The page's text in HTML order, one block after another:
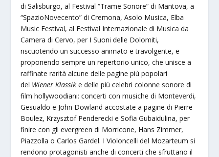
di Salisburgo, al Festival “Trame Sonore” di Mantova, a
“SpazioNovecento” di Cremona, Asolo Musica, Elba
Music Festival, al Festival Internazionale di Musica da
Camera di Cervo, per I Suoni delle Dolomiti,
riscuotendo un successo animato e travolgente, e
proponendo sempre un repertorio unico, che unisce a
raffinate rarità alcune delle pagine più popolari
del Wiener Klassik e delle più celebri colonne sonore di
film hollywoodiani: concerti con musiche di Monteverdi,
Gesualdo e John Dowland accostate a pagine di Pierre
Boulez, Krzysztof Penderecki e Sofia Gubaidulina, per
finire con gli evergreen di Morricone, Hans Zimmer,
Piazzolla o Carlos Gardel. I Violoncelli del Mozarteum si
rendono protagonisti anche di concerti che sfruttano il